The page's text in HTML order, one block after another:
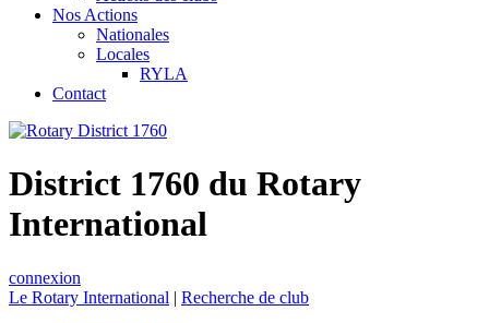
Nos Actions
Nationales
Locales
RYLA
Contact
District 1760 du Rotary
International
connexion
Le Rotary International | Recherche de club